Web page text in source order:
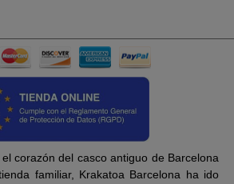
corazón del casco antiguo de Barcelona
familiar, Krakatoa Barcelona ha ido